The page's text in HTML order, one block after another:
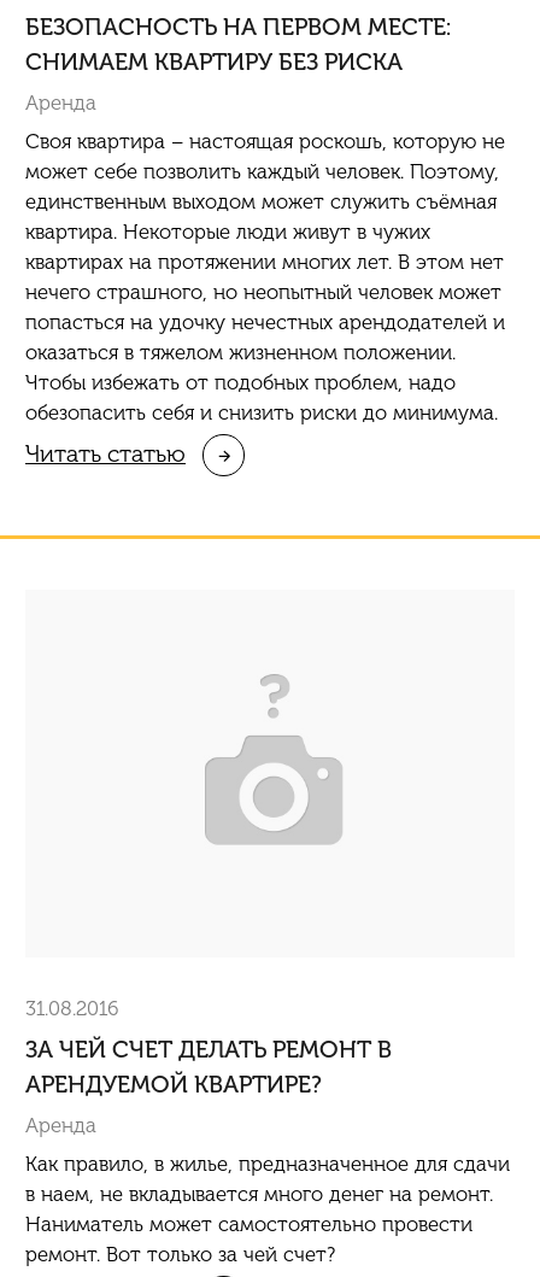
БЕЗОПАСНОСТЬ НА ПЕРВОМ МЕСТЕ:
СНИМАЕМ КВАРТИРУ БЕЗ РИСКА
Аренда
Своя квартира – настоящая роскошь, которую не
может себе позволить каждый человек. Поэтому,
единственным выходом может служить съёмная
квартира. Некоторые люди живут в чужих
квартирах на протяжении многих лет. В этом нет
нечего страшного, но неопытный человек может
попасться на удочку нечестных арендодателей и
оказаться в тяжелом жизненном положении.
Чтобы избежать от подобных проблем, надо
обезопасить себя и снизить риски до минимума.
Читать статью
31.08.2016
ЗА ЧЕЙ СЧЕТ ДЕЛАТЬ РЕМОНТ В
АРЕНДУЕМОЙ КВАРТИРЕ?
Аренда
Как правило, в жилье, предназначенное для сдачи
в наем, не вкладывается много денег на ремонт.
Наниматель может самостоятельно провести
ремонт. Вот только за чей счет?